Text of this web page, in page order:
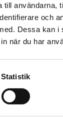
användarna,
och
Dessa kan i
när du har
Statistik
LÄS MER